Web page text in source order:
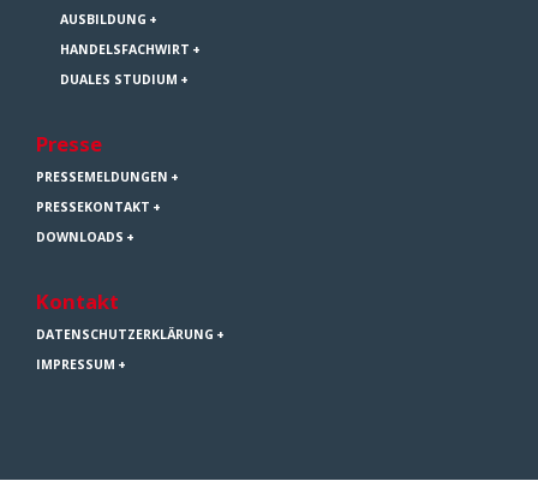
AUSBILDUNG
HANDELSFACHWIRT
DUALES STUDIUM
Presse
PRESSEMELDUNGEN
PRESSEKONTAKT
DOWNLOADS
Kontakt
DATENSCHUTZERKLÄRUNG
IMPRESSUM